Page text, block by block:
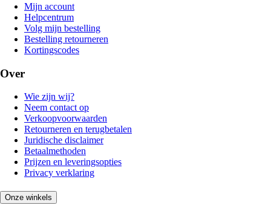
Mijn account
Helpcentrum
Volg mijn bestelling
Bestelling retourneren
Kortingscodes
Over
Wie zijn wij?
Neem contact op
Verkoopvoorwaarden
Retourneren en terugbetalen
Juridische disclaimer
Betaalmethoden
Prijzen en leveringsopties
Privacy verklaring
Onze winkels